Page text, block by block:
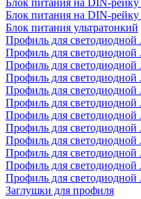
Блок питания на DIN-
Блок питания на DIN-
Блок питания ультратонкий
Профиль для светодиодной
Профиль для
Профиль для светодиодной
Профиль для светодиодной
Профиль для
Профиль для светодиодной
Профиль для светодиодной
Профиль для
Профиль для светодиодной
Профиль для светодиодной
Профиль для светодиодной
Профиль для светодиодной
Заглушки для профиля